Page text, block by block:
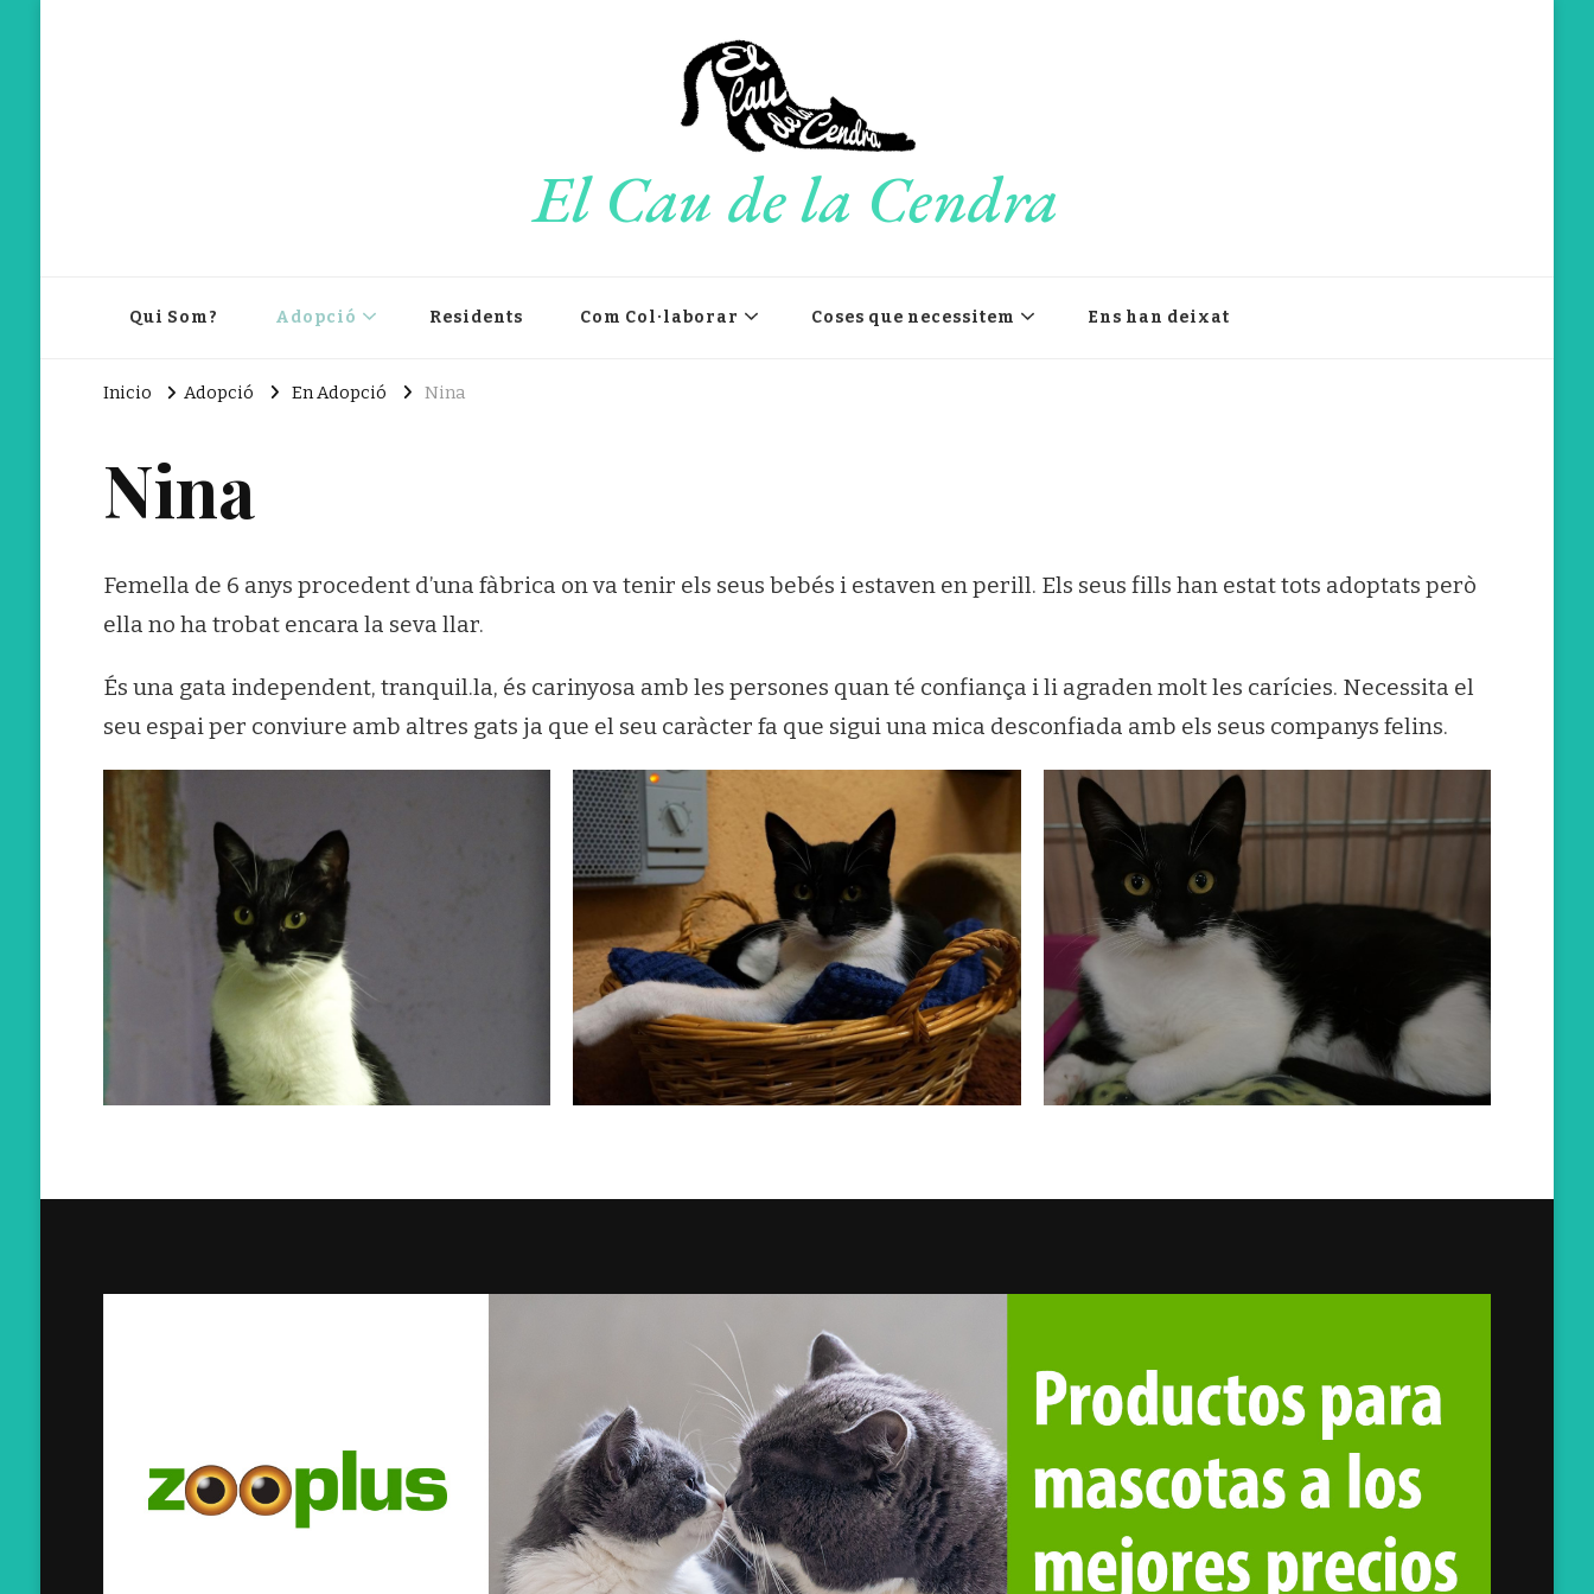
El Cau de la Cendra
Qui Som? Adopció Residents Com Col·laborar Coses que necessitem Ens han deixat
Inicio Adopció En Adopció Nina
Nina
Femella de 6 anys procedent d’una fàbrica on va tenir els seus bebés i estaven en perill. Els seus fills han estat tots adoptats però
ella no ha trobat encara la seva llar.
És una gata independent, tranquil.la, és carinyosa amb les persones quan té confiança i li agraden molt les carícies. Necessita el
seu espai per conviure amb altres gats ja que el seu caràcter fa que sigui una mica desconfiada amb els seus companys felins.